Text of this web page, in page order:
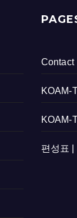
Contact
KOAM-
KOAM-
편성표